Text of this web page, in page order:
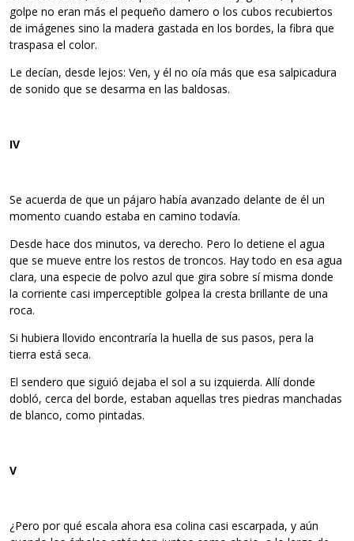
golpe no eran más el pequeño damero o los cubos recubiertos
de imágenes sino la madera gastada en los bordes, la fibra que
traspasa el color.
Le decían, desde lejos: Ven, y él no oía más que esa salpicadura
de sonido que se desarma en las baldosas.
IV
Se acuerda de que un pájaro había avanzado delante de él un
momento cuando estaba en camino todavía.
Desde hace dos minutos, va derecho. Pero lo detiene el agua
que se mueve entre los restos de troncos. Hay todo en esa agua
clara, una especie de polvo azul que gira sobre sí misma donde
la corriente casi imperceptible golpea la cresta brillante de una
roca.
Si hubiera llovido encontraría la huella de sus pasos, pera la
tierra está seca.
El sendero que siguió dejaba el sol a su izquierda. Allí donde
dobló, cerca del borde, estaban aquellas tres piedras manchadas
de blanco, como pintadas.
V
¿Pero por qué escala ahora esa colina casi escarpada, y aún